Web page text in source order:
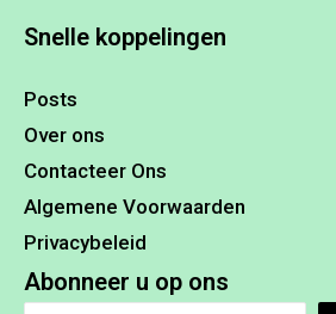
Snelle koppelingen
Posts
Over ons
Contacteer Ons
Algemene Voorwaarden
Privacybeleid
Abonneer u op ons